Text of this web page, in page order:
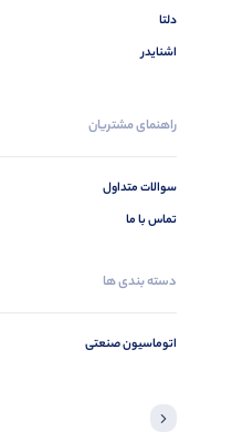
دلتا
اشنایدر
راهنمای مشتریان
سوالات متداول
تماس با ما
دسته بندی ها
اتوماسیون صنعتی